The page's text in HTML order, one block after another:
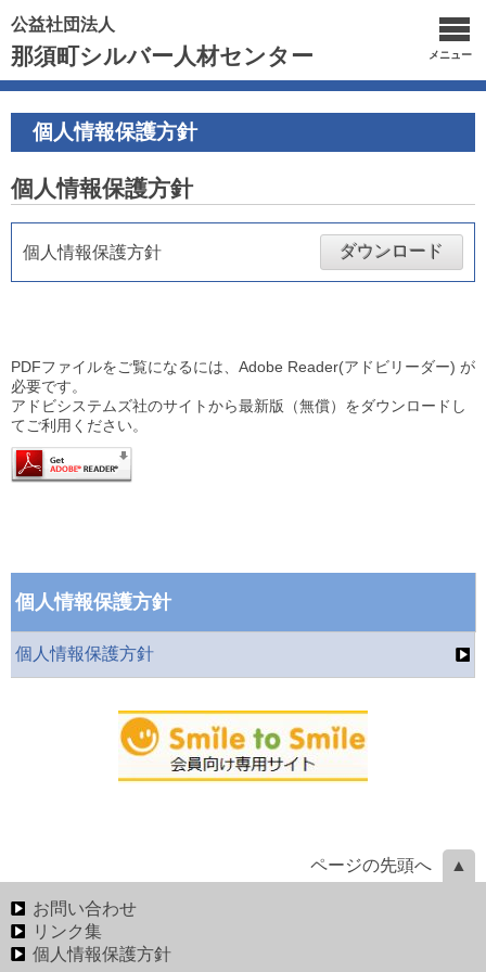
公益社団法人
那須町シルバー人材センター メニュー
個人情報保護方針
個人情報保護方針
個人情報保護方針 ダウンロード
PDFファイルをご覧になるには、Adobe Reader(アドビリーダー) が
必要です。
アドビシステムズ社のサイトから最新版（無償）をダウンロードし
てご利用ください。
個人情報保護方針
個人情報保護方針
ページの先頭へ
お問い合わせ
リンク集
個人情報保護方針